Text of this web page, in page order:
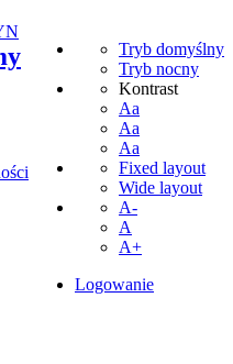
Tryb domyślny
Tryb nocny
Kontrast
Aa
Aa
Aa
Fixed layout
Wide layout
A-
A
A+
Logowanie